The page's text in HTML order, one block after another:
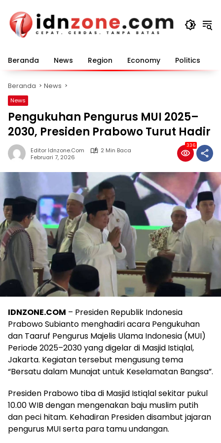
konten
Beranda News Region Economy Politics
Beranda News
News
Pengukuhan Pengurus MUI 2025–
2030, Presiden Prabowo Turut Hadir
Editor Idnzone.com
2 Min Baca
Februari 7, 2026
336
IDNZONE.COM – Presiden Republik Indonesia
Prabowo Subianto menghadiri acara Pengukuhan
dan Taaruf Pengurus Majelis Ulama Indonesia (MUI)
Periode 2025–2030 yang digelar di Masjid Istiqlal,
Jakarta. Kegiatan tersebut mengusung tema
“Bersatu dalam Munajat untuk Keselamatan Bangsa”.
Presiden Prabowo tiba di Masjid Istiqlal sekitar pukul
10.00 WIB dengan mengenakan baju muslim putih
dan peci hitam. Kehadiran Presiden disambut jajaran
pengurus MUI serta para tamu undangan.